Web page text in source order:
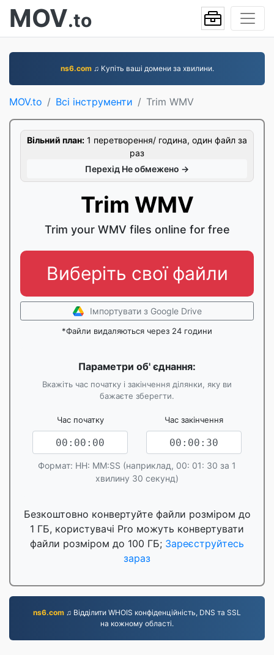
MOV.to
ns6.com♫ Купіть ваші домени за хвилини.
MOV.to Всі інструменти Trim WMV
Вільний план: 1 перетворення/ година, один файл за
раз
Перехід Не обмежено →
Trim WMV
Trim your WMV files online for free
Виберіть свої файли
Імпортувати з Google Drive
*Файли видаляються через 24 години
Параметри об' єднання:
Вкажіть час початку і закінчення ділянки, яку ви
бажаєте зберегти.
Час початку Час закінчення
Формат: HH: MM:SS (наприклад, 00: 01: 30 за 1
хвилину 30 секунд)
Безкоштовно конвертуйте файли розміром до
1 ГБ, користувачі Pro можуть конвертувати
файли розміром до 100 ГБ; Зареєструйтесь
зараз
ns6.com ♫ Відділити WHOIS конфіденційність, DNS та SSL
на кожному області.